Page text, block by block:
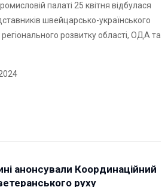
палаті 25 квітня відбулася
швейцарсько-українського
регіонального розвитку області, ОДА та
анонсували Координаційний
руху